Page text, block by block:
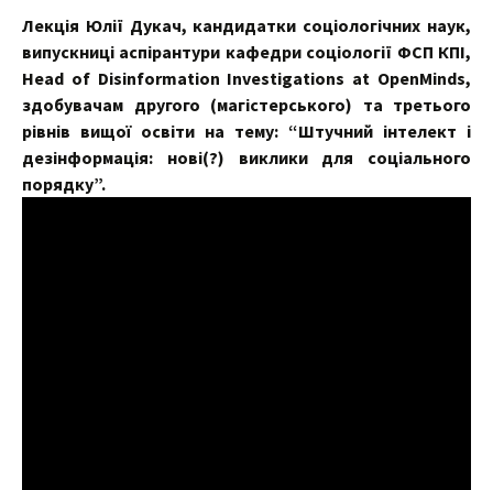
Лекція Юлії Дукач, кандидатки соціологічних наук,
випускниці аспірантури кафедри соціології ФСП КПІ,
Head of Disinformation Investigations at OpenMinds,
здобувачам другого (магістерського) та третього
рівнів вищої освіти на тему: “Штучний інтелект і
дезінформація: нові(?) виклики для соціального
порядку”.